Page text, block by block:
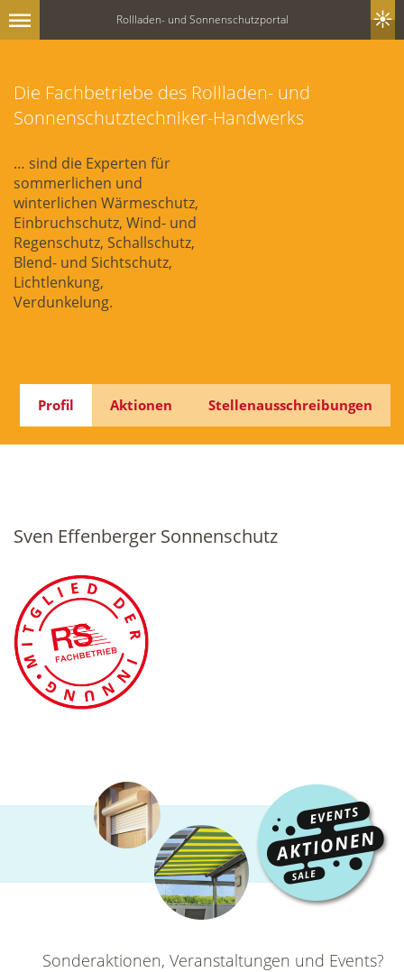
Rollladen- und Sonnenschutzportal
Die Fachbetriebe des Rollladen- und
Sonnenschutztechniker-Handwerks
… sind die Experten für
sommerlichen und
winterlichen Wärmeschutz,
Einbruchschutz, Wind- und
Regenschutz, Schallschutz,
Blend- und Sichtschutz,
Lichtlenkung,
Verdunkelung.
Profil Aktionen Stellenausschreibungen
Sven Effenberger Sonnenschutz
Sonderaktionen, Veranstaltungen und Events?